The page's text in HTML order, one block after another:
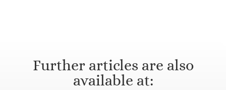
Further articles are also
available at: